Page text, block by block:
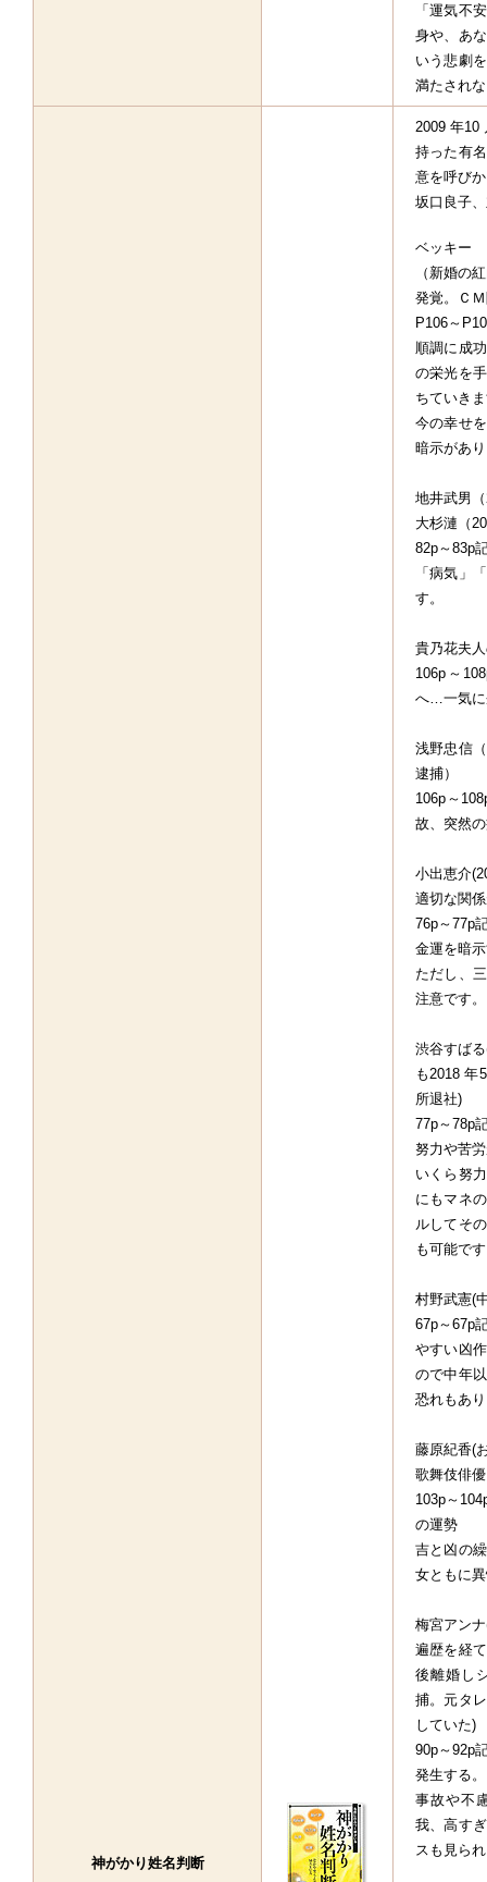
「運気不
身や、あ
いう悲劇
満たされ
神がかり姓名判断
2009 年10
持った有
意を呼び
坂口良子
ベッキー
（新婚の
発覚。Ｃ
P106～
順調に成
の栄光を
ちていき
今の幸せ
暗示があ
地井武男
大杉漣（
82p～83p
「病気」
す。
貴乃花夫
106p～
へ…一気に
浅野忠信
逮捕）
106p～
故、突然
小出恵介
適切な関
76p～77p
金運を暗
ただし、
注意です。
渋谷すば
も2018 年
所退社)
77p～78p
努力や苦
いくら努
にもマネ
ルしてそ
も可能で
村野武憲(
67p～67p
やすい凶
ので中年
恐れもあ
藤原紀香(
歌舞伎俳
103p～
の運勢
吉と凶の
女ともに
梅宮アン
遍歴を経
後離婚し
捕。元タ
していた)
90p～92p
発生する。
事故や不
我、高す
スも見ら